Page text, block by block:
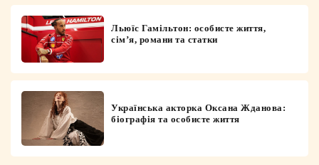
Льюїс Гамільтон: особисте життя,
сім’я, романи та статки
Українська акторка Оксана Жданова:
біографія та особисте життя